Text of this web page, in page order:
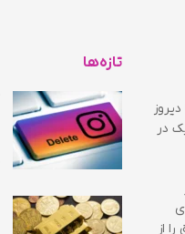
در
از
تازه‌ها